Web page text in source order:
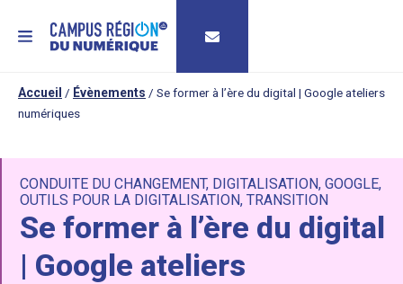
MENU
Accueil / Évènements / Se former à l’ère du digital | Google ateliers
numériques
CONDUITE DU CHANGEMENT, DIGITALISATION, GOOGLE,
OUTILS POUR LA DIGITALISATION, TRANSITION
Se former à l’ère du digital
| Google ateliers